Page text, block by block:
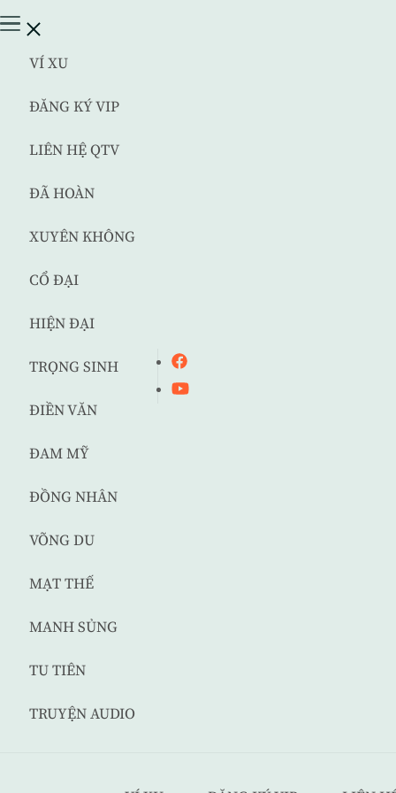
VÍ XU
ĐĂNG KÝ VIP
LIÊN HỆ QTV
ĐÃ HOÀN
XUYÊN KHÔNG
CỔ ĐẠI
HIỆN ĐẠI
TRỌNG SINH
ĐIỀN VĂN
ĐAM MỸ
ĐỒNG NHÂN
VÕNG DU
MẠT THẾ
MANH SỦNG
TU TIÊN
TRUYỆN AUDIO